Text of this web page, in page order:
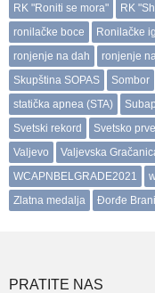
RK "Roniti se mora"
RK
ronilačke boce
Ronilačke
ronjenje na dah
ronjenje
Skupština SOPAS
Sombor
statička apnea (STA)
Svetski rekord
Svetsko
Valjevo
Valjevska
WCAPNBELGRADE2021
Zlatna medalja
Đorđe
PRATITE NAS